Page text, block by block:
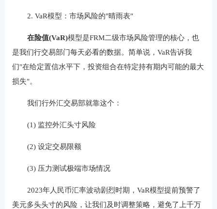
2. VaR模型：市场风险的"晴雨表"
在险值(VaR)‌模型是FRM二级市场风险管理的核心，也
是我们行交易部门每天必看的数据。简单说，VaR告诉我
们"在给定置信水平下，投资组合在特定持有期内可能的最大
损失"。
我们行外汇交易部就靠这个：
(1) 监控外汇头寸风险
(2) 设定交易限额
(3) 压力测试极端市场情况
2023年人民币汇率波动剧烈时期，VaR模型提前预警了
美元多头头寸的风险，让我们及时调整策略，避免了上千万